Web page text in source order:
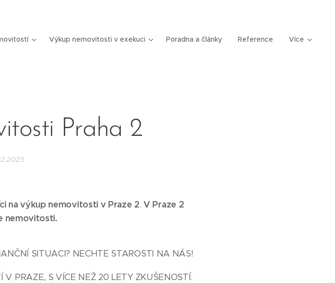
Výkup nemovitosti v exekuci Poradna a články Reference Více
Praha 2
na výkup nemovitosti v Praze 2. V Praze 2
nemovitosti.
SITUACI? NECHTE STAROSTI NA NÁS!
PRAZE, S VÍCE NEŽ 20 LETY ZKUŠENOSTÍ.